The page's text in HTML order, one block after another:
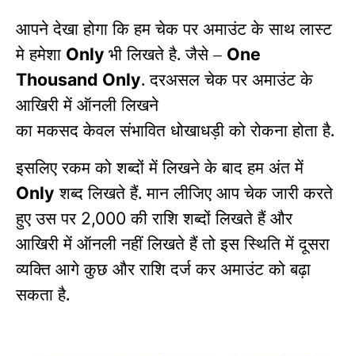
आपने देखा होगा कि हम चेक पर अमाउंट के साथ लास्ट
मे हमेशा Only भी लिखते है. जैसे – One
Thousand Only. दरअसल चेक पर अमाउंट के
आखिरी में ऑनली लिखने
का मकसद केवल संभावित धोखाधड़ी को रोकना होता है.
इसलिए रकम को शब्दों में लिखने के बाद हम अंत में
Only शब्द लिखते हैं. मान लीजिए आप चेक जारी करते
हुए उस पर 2,000की राशि शब्दों लिखते हैं और
आखिरी में ऑनली नहीं लिखते हैं तो इस स्थिति में दूसरा
व्यक्ति आगे कुछ और राशि दर्ज कर अमाउंट को बढ़ा
सकता है.